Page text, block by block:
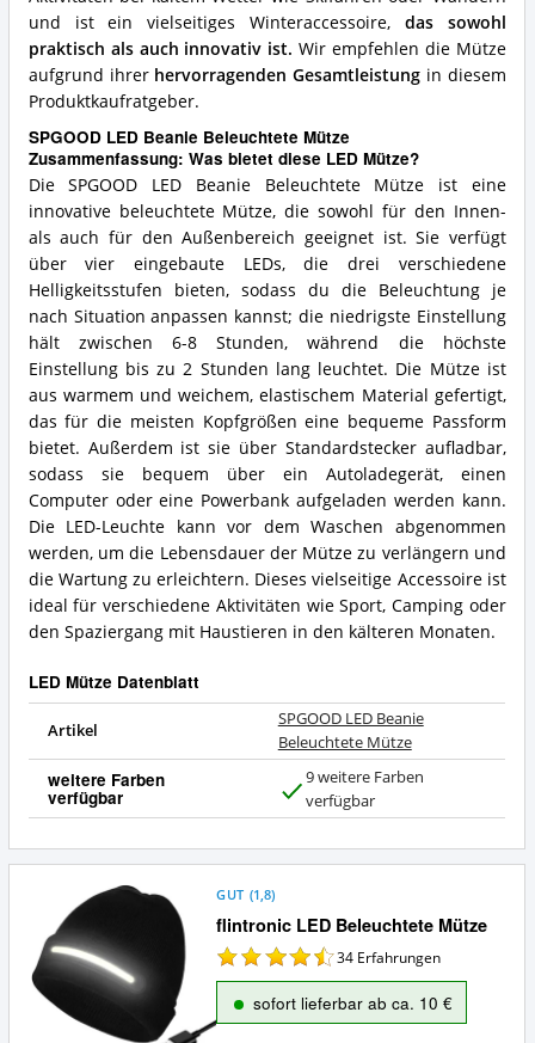
und ist ein vielseitiges Winteraccessoire, das sowohl
praktisch als auch innovativ ist. Wir empfehlen die Mütze
aufgrund ihrer hervorragenden Gesamtleistung in diesem
Produktkaufratgeber.
SPGOOD LED Beanie Beleuchtete Mütze
Zusammenfassung: Was bietet diese LED Mütze?
Die SPGOOD LED Beanie Beleuchtete Mütze ist eine
innovative beleuchtete Mütze, die sowohl für den Innen-
als auch für den Außenbereich geeignet ist. Sie verfügt
über vier eingebaute LEDs, die drei verschiedene
Helligkeitsstufen bieten, sodass du die Beleuchtung je
nach Situation anpassen kannst; die niedrigste Einstellung
hält zwischen 6-8 Stunden, während die höchste
Einstellung bis zu 2 Stunden lang leuchtet. Die Mütze ist
aus warmem und weichem, elastischem Material gefertigt,
das für die meisten Kopfgrößen eine bequeme Passform
bietet. Außerdem ist sie über Standardstecker aufladbar,
sodass sie bequem über ein Autoladegerät, einen
Computer oder eine Powerbank aufgeladen werden kann.
Die LED-Leuchte kann vor dem Waschen abgenommen
werden, um die Lebensdauer der Mütze zu verlängern und
die Wartung zu erleichtern. Dieses vielseitige Accessoire ist
ideal für verschiedene Aktivitäten wie Sport, Camping oder
den Spaziergang mit Haustieren in den kälteren Monaten.
LED Mütze Datenblatt
Artikel
SPGOOD LED Beanie
Beleuchtete Mütze
weitere Farben
verfügbar
a
9 weitere Farben
verfügbar
flintronic LED Beleuchtete Mütze
GUT (1,8)
34 Erfahrungen
sofort lieferbar ab ca. 10 €